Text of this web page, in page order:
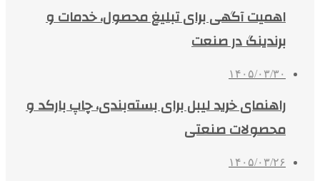
اهمیت آگهی برای تبلیغ محصول، خدمات و
برندینگ در صنعت
۱۴۰۵/۰۳/۳۰
راهنمای خرید لیبل برای بسته‌بندی، چاپ بارکد و
محصولات صنعتی
۱۴۰۵/۰۳/۲۶